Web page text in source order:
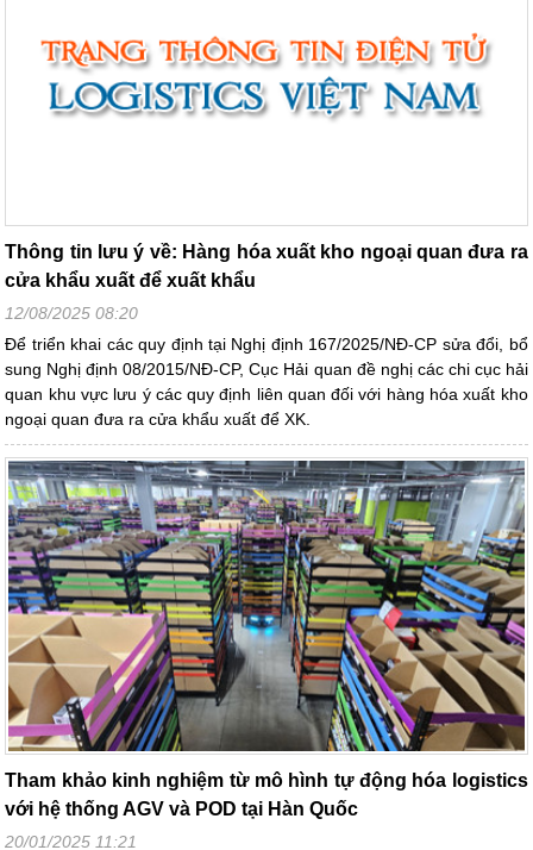
Thông tin lưu ý về: Hàng hóa xuất kho ngoại quan đưa ra
cửa khẩu xuất để xuất khẩu
12/08/2025 08:20
Để triển khai các quy định tại Nghị định 167/2025/NĐ-CP sửa đổi, bổ
sung Nghị định 08/2015/NĐ-CP, Cục Hải quan đề nghị các chi cục hải
quan khu vực lưu ý các quy định liên quan đối với hàng hóa xuất kho
ngoại quan đưa ra cửa khẩu xuất để XK.
Tham khảo kinh nghiệm từ mô hình tự động hóa logistics
với hệ thống AGV và POD tại Hàn Quốc
20/01/2025 11:21